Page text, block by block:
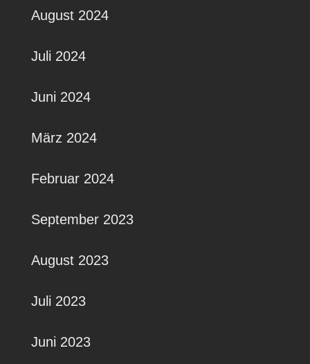
August 2024
Juli 2024
Juni 2024
März 2024
Februar 2024
September 2023
August 2023
Juli 2023
Juni 2023